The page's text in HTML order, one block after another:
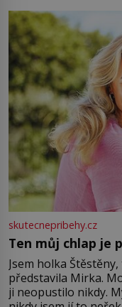
můžete obohatit své
větší harmonii a klid.
skutecnepribehy.cz
Ten můj chlap je
Jsem holka
představila Mirka.
ji neopustilo nikdy.